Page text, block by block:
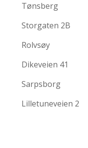
Tønsberg
Storgaten 2B
Rolvsøy
Dikeveien 41
Sarpsborg
Lilletuneveien 2